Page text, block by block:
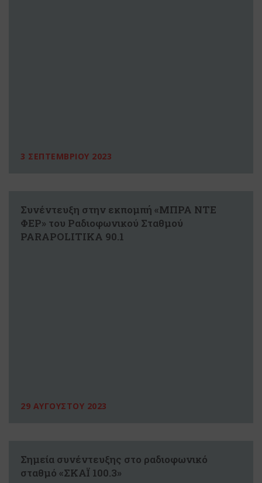
3 ΣΕΠΤΕΜΒΡΙΟΥ 2023
Συνέντευξη στην εκπομπή «ΜΠΡΑ ΝΤΕ
ΦΕΡ» του Ραδιοφωνικού Σταθμού
PARAPOLITIKA 90.1
29 ΑΥΓΟΥΣΤΟΥ 2023
Σημεία συνέντευξης στο ραδιοφωνικό
σταθμό «ΣΚΑΪ 100.3»